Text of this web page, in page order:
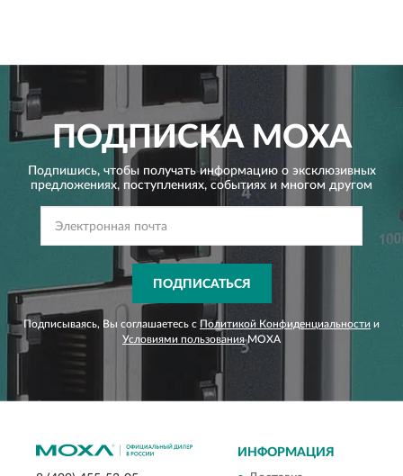
ПОДПИСКАMOXA
Подпишись, чтобы получать информацию о эксклюзивных
предложениях, поступлениях, событиях и многом другом
ПОДПИСАТЬСЯ
Подписываясь, Вы соглашаетесь с Политикой Конфиденциальности и
Условиями пользованияMOXA
ИНФОРМАЦИЯ